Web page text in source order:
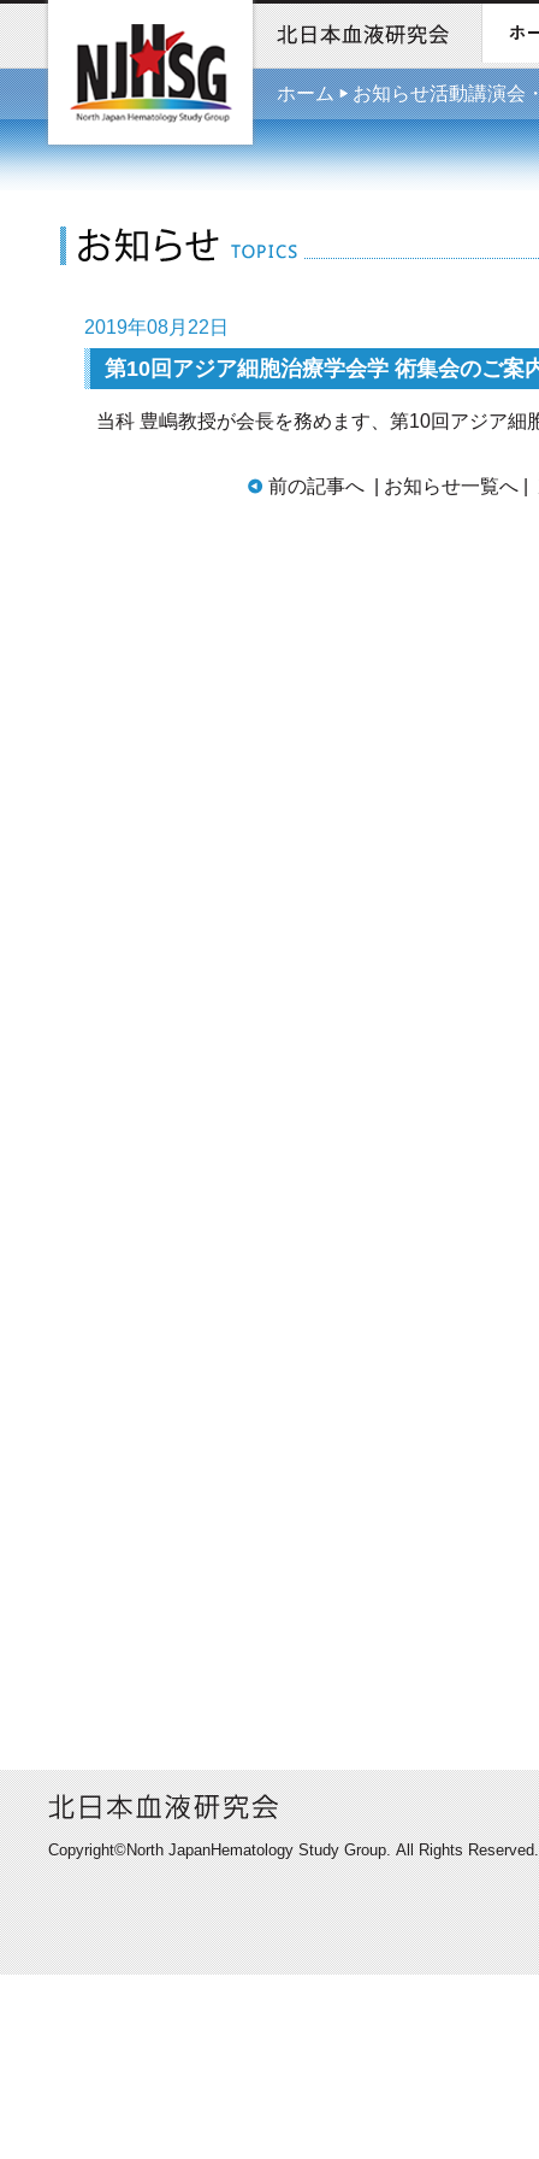
ホーム お知らせ活動講演会
2019年08月22日
第10回アジア細胞治療学会学 術集会のご案
当科 豊嶋教授が会長を務めます、第10回アジア細
前の記事へ お知らせ一覧へ
Copyright©North JapanHematology Study Group. All Rights Reserved.